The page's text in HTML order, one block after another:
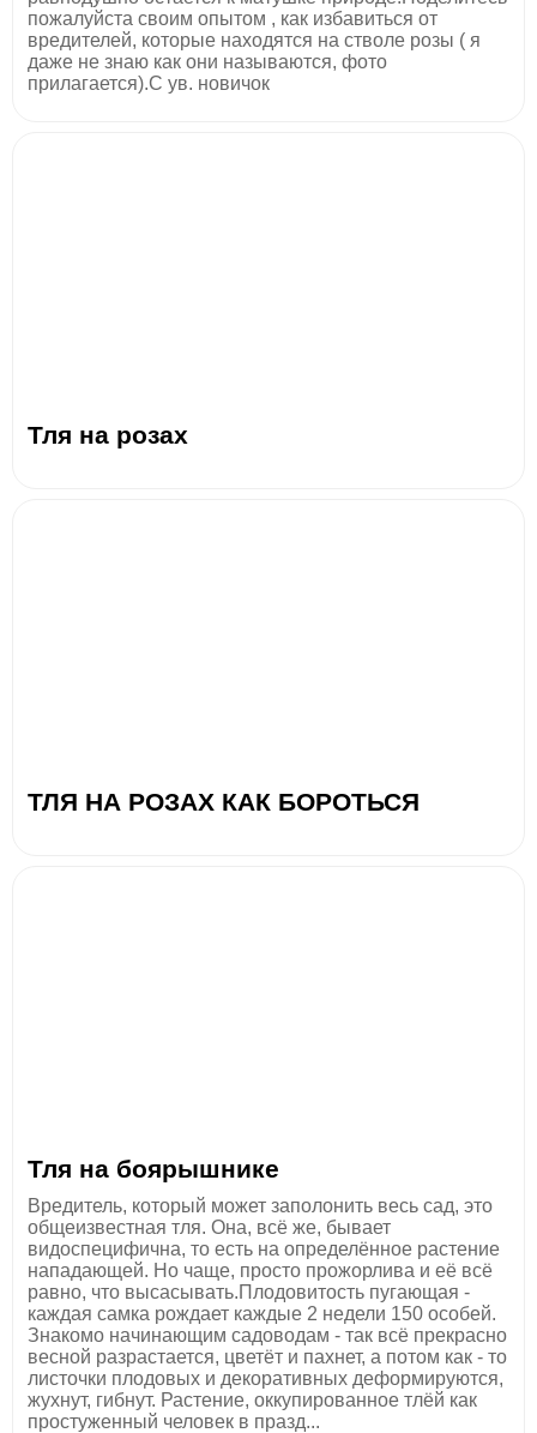
пожалуйста своим опытом , как избавиться от
вредителей, которые находятся на стволе розы ( я
даже не знаю как они называются, фото
прилагается).С ув. новичок
Тля на розах
ТЛЯ НА РОЗАХ КАК БОРОТЬСЯ
Тля на боярышнике
Вредитель, который может заполонить весь сад, это
общеизвестная тля. Она, всё же, бывает
видоспецифична, то есть на определённое растение
нападающей. Но чаще, просто прожорлива и её всё
равно, что высасывать.Плодовитость пугающая -
каждая самка рождает каждые 2 недели 150 особей.
Знакомо начинающим садоводам - так всё прекрасно
весной разрастается, цветёт и пахнет, а потом как - то
листочки плодовых и декоративных деформируются,
жухнут, гибнут. Растение, оккупированное тлёй как
простуженный человек в празд...